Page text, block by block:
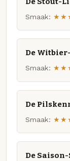
Smaak:
De
Smaak:
De
Smaak:
De